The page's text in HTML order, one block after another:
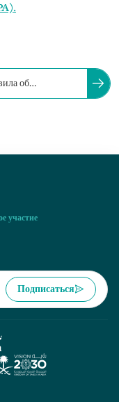
об
участие
Подписаться